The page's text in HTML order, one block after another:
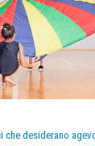
desiderano